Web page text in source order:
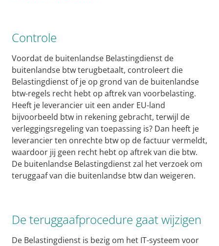
Controle
Voordat de buitenlandse Belastingdienst de
buitenlandse btw terugbetaalt, controleert die
Belastingdienst of je op grond van de buitenlandse
btw-regels recht hebt op aftrek van voorbelasting.
Heeft je leverancier uit een ander EU-land
bijvoorbeeld btw in rekening gebracht, terwijl de
verleggingsregeling van toepassing is? Dan heeft je
leverancier ten onrechte btw op de factuur vermeldt,
waardoor jij geen recht hebt op aftrek van die btw.
De buitenlandse Belastingdienst zal het verzoek om
teruggaaf van die buitenlandse btw dan weigeren.
De teruggaafprocedure gaat wijzigen
De Belastingdienst is bezig om het IT-systeem voor